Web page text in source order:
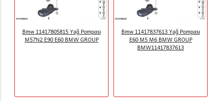
Bmw 11417805815 Yağ Pompası
M57N2 E90 E60 BMW GROUP
Bmw 11417837613 Yağ Pompası
E60 M5 M6 BMW GROUP
BMW11417837613